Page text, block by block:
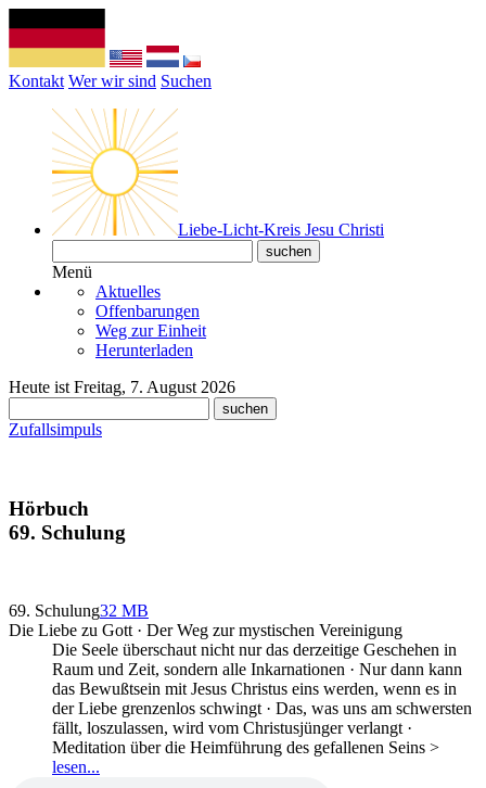
Kontakt Wer wir sind Suchen
Liebe-Licht-Kreis Jesu Christi
Menü
Aktuelles
Offenbarungen
Weg zur Einheit
Herunterladen
Heute ist Freitag, 7. August 2026
Zufallsimpuls
Hörbuch
69. Schulung
69. Schulung32 MB
Die Liebe zu Gott · Der Weg zur mystischen Vereinigung
Die Seele überschaut nicht nur das derzeitige Geschehen in
Raum und Zeit, sondern alle Inkarnationen · Nur dann kann
das Bewußtsein mit Jesus Christus eins werden, wenn es in
der Liebe grenzenlos schwingt · Das, was uns am schwersten
fällt, loszulassen, wird vom Christusjünger verlangt ·
Meditation über die Heimführung des gefallenen Seins >
lesen...